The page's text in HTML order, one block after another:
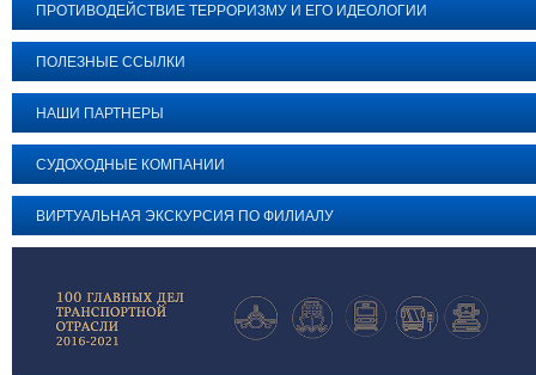
ПРОТИВОДЕЙСТВИЕ ТЕРРОРИЗМУ И ЕГО ИДЕОЛОГИИ
ПОЛЕЗНЫЕ ССЫЛКИ
НАШИ ПАРТНЕРЫ
СУДОХОДНЫЕ КОМПАНИИ
ВИРТУАЛЬНАЯ ЭКСКУРСИЯ ПО ФИЛИАЛУ